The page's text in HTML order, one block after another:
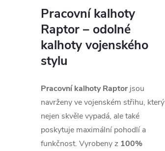
Pracovní kalhoty
Raptor – odolné
kalhoty vojenského
stylu
Pracovní kalhoty Raptor jsou
navrženy ve vojenském střihu, který
nejen skvěle vypadá, ale také
poskytuje maximální pohodlí a
funkčnost. Vyrobeny z 100%